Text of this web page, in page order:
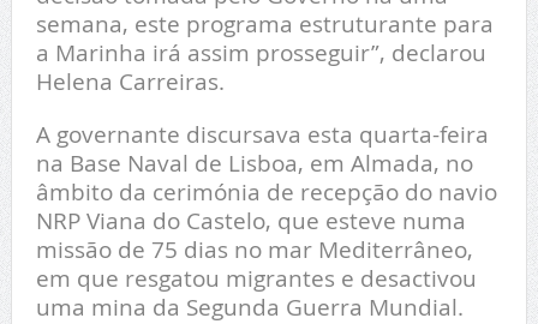
semana, este programa estruturante para
a Marinha irá assim prosseguir”, declarou
Helena Carreiras.
A governante discursava esta quarta-feira
na Base Naval de Lisboa, em Almada, no
âmbito da cerimónia de recepção do navio
NRP Viana do Castelo, que esteve numa
missão de 75 dias no mar Mediterrâneo,
em que resgatou migrantes e desactivou
uma mina da Segunda Guerra Mundial.